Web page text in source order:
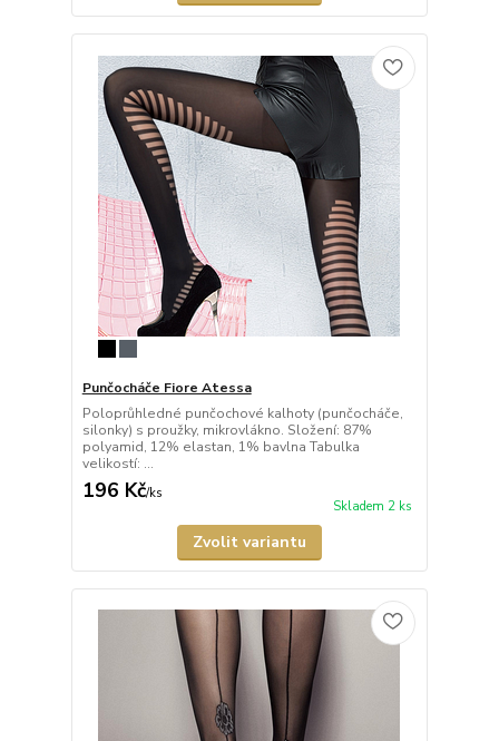
Punčocháče Fiore Atessa
Poloprůhledné punčochové kalhoty (punčocháče,
silonky) s proužky, mikrovlákno. Složení: 87%
polyamid, 12% elastan, 1% bavlna Tabulka
velikostí: ...
196 Kč/ks
Skladem 2 ks
Zvolit variantu